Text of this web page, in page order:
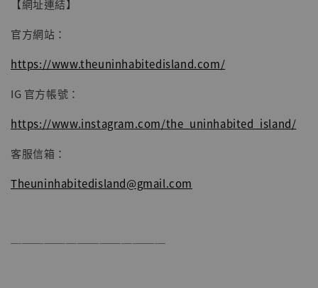
【網址連結】
官方網站：
https://www.theuninhabitedisland.com/
IG 官方帳號：
https://www.instagram.com/the_uninhabited_island/
客服信箱：
Theuninhabitedisland@gmail.com
──────────────